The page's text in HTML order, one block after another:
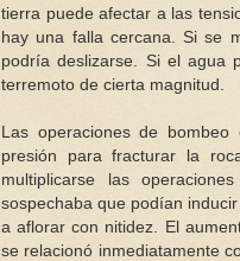
tierra puede afectar a las
hay una falla cercana. Si se
podría deslizarse. Si el agua
terremoto de cierta magnitud.
Las operaciones de bombeo
presión para fracturar la
multiplicarse las
sospechaba que podían
a aflorar con nitidez. El
se relacionó inmediatamente